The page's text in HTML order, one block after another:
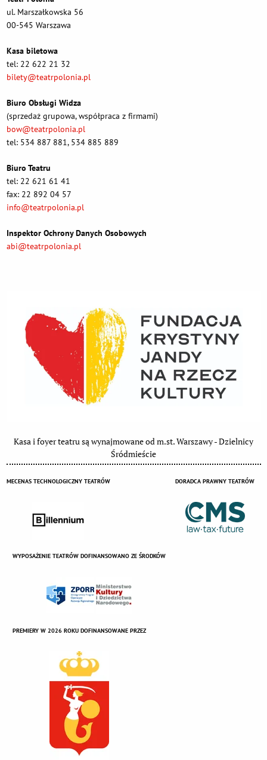
ul. Marszałkowska 56
00-545 Warszawa
Kasa biletowa
tel: 22 622 21 32
bilety@teatrpolonia.pl
Biuro Obsługi Widza
(sprzedaż grupowa, współpraca z firmami)
bow@teatrpolonia.pl
tel: 534 887 881, 534 885 889
Biuro Teatru
tel: 22 621 61 41
fax: 22 892 04 57
info@teatrpolonia.pl
Inspektor Ochrony Danych Osobowych
abi@teatrpolonia.pl
Kasa i foyer teatru są wynajmowane od m.st. Warszawy - Dzielnicy
Śródmieście
MECENAS TECHNOLOGICZNY TEATRÓW DORADCA PRAWNY TEATRÓW
WYPOSAŻENIE TEATRÓW DOFINANSOWANO ZE ŚRODKÓW
PREMIERY W 2026 ROKU DOFINANSOWANE PRZEZ